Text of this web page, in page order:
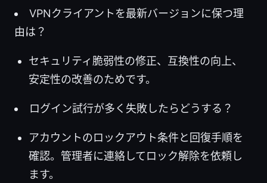
VPNクライアントを最新バージョンに保つ理
由は？
セキュリティ脆弱性の修正、互換性の向上、
安定性の改善のためです。
ログイン試行が多く失敗したらどうする？
アカウントのロックアウト条件と回復手順を
確認。管理者に連絡してロック解除を依頼し
ます。